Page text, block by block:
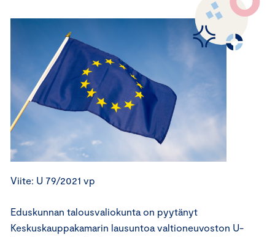
Viite: U 79/2021 vp
Eduskunnan talousvaliokunta on pyytänyt
Keskuskauppakamarin lausuntoa valtioneuvoston U-